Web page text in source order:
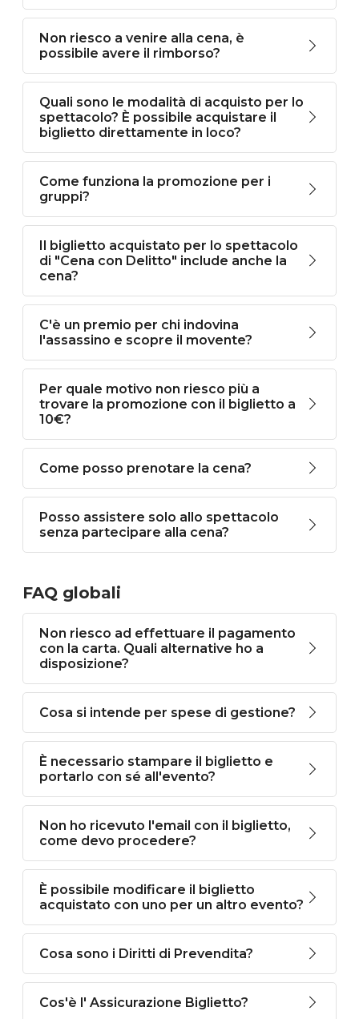
Non riesco a venire alla cena, è
possibile avere il rimborso?
Quali sono le modalità di acquisto per lo
spettacolo? È possibile acquistare il
biglietto direttamente in loco?
Come funziona la promozione per i
gruppi?
Il biglietto acquistato per lo spettacolo
di "Cena con Delitto" include anche la
cena?
C'è un premio per chi indovina
l'assassino e scopre il movente?
Per quale motivo non riesco più a
trovare la promozione con il biglietto a
10€?
Come posso prenotare la cena?
Posso assistere solo allo spettacolo
senza partecipare alla cena?
FAQ globali
Non riesco ad effettuare il pagamento
con la carta. Quali alternative ho a
disposizione?
Cosa si intende per spese di gestione?
È necessario stampare il biglietto e
portarlo con sé all'evento?
Non ho ricevuto l'email con il biglietto,
come devo procedere?
È possibile modificare il biglietto
acquistato con uno per un altro evento?
Cosa sono i Diritti di Prevendita?
Cos'è l' Assicurazione Biglietto?